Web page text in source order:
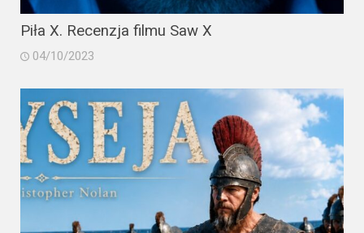
2014
Piła X. Recenzja filmu Saw X
04/10/2023